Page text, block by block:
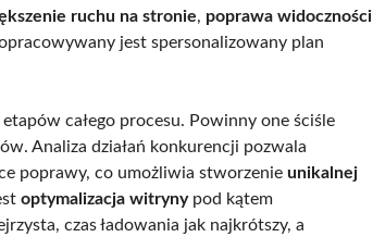
ruchu na stronie, poprawa widoczności
jest spersonalizowany plan
całego procesu. Powinny one ściśle
Analiza działań konkurencji pozwala
poprawy, co umożliwia stworzenie unikalnej
optymalizacja witrynypod kątem
czas ładowania jak najkrótszy, a